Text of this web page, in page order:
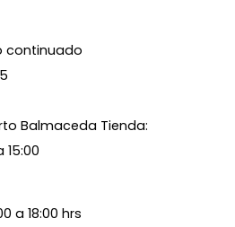
continuado
Balmaceda Tienda:
a 18:00 hrs